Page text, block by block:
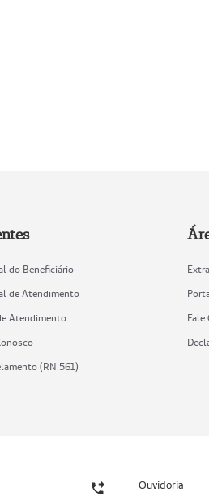
do Beneficiário
de Atendimento
Atendimento
(RN 561)
Fale
Ouvidoria